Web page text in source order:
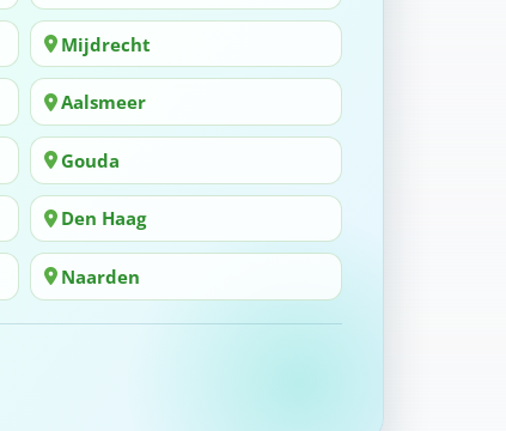
Mijdrecht
Aalsmeer
Gouda
Den Haag
Naarden